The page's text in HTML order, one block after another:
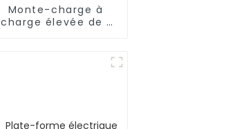
Monte-charge à
charge élevée de 1